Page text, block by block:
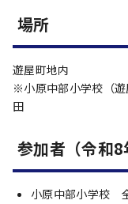
場所
遊屋町地内
※小原中部小学校（
田
参加者（令和8
小原中部小学校